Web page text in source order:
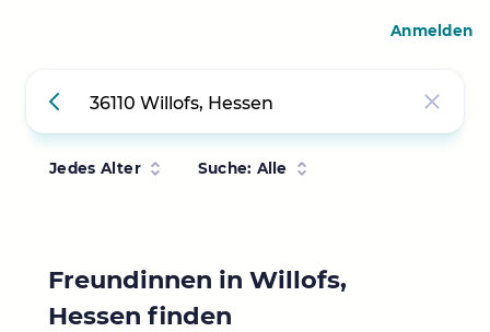
Jedes Alter Suche: Alle
Freundinnen in Willofs,
Hessen finden
Anmelden